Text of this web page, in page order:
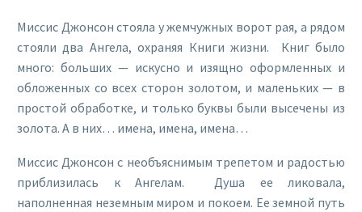
Миссис Джонсон стояла у жемчужных ворот рая, a рядом
стояли два Ангела, охраняя Книги жизни. Книг было
много: больших — искусно и изящно оформленных и
обложенных со всех сторон золотом, и маленьких — в
простой обработке, и только буквы были высечены из
золота. А в них… имена, имена, имена…
Миссис Джонсон с необъяснимым трепетом и радостью
приблизилась к Ангелам. Душа ее ликовала,
наполненная неземным миром и покоем. Ее земной путь